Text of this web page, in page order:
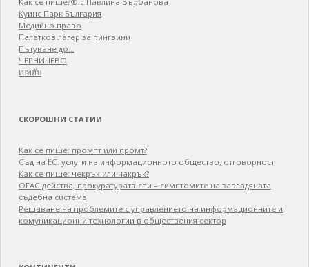
Куинс Парк България
Медийно право
Палатков лагер зa пингвини
Пътуване до…
ЧЕРНИЧЕВО
เบทฮับ
СКОРОШНИ СТАТИИ
Как се пише: промпт или промт?
Съд на ЕС: услуги на информационното общество, отговорност
Как се пише: чекрък или чакрък?
OFAC действа, прокуратурата спи – симптомите на завладяната
съдебна система
Решаване на проблемите с управлението на информационните и
комуникационни технологии в обществения сектор